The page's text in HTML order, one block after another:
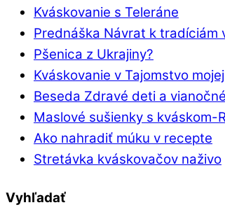
Kváskovanie s Teleráne
Prednáška Návrat k tradíciám
Pšenica z Ukrajiny?
Kváskovanie v Tajomstvo
Beseda Zdravé deti a
Maslové sušienky s kváskom-
Ako nahradiť múku v recepte
Stretávka kváskovačov naživo
Vyhľadať